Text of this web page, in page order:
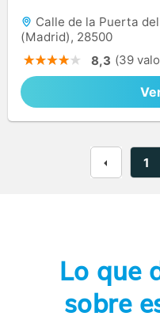
Calle de la Puerta
(Madrid), 28500
8,3 (39
1
Lo que
sobre